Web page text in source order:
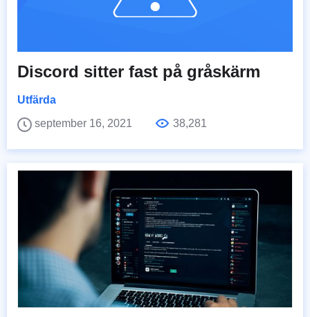
Discord sitter fast på gråskärm
Utfärda
september 16, 2021
38,281